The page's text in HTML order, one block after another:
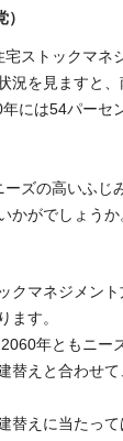
ストックマネ
況を見ますと
には54パーセ
ズの高いふじ
かがでしょうか
クマネジメン
ます。
年ともニー
替えと合わせ
替えに当たっ